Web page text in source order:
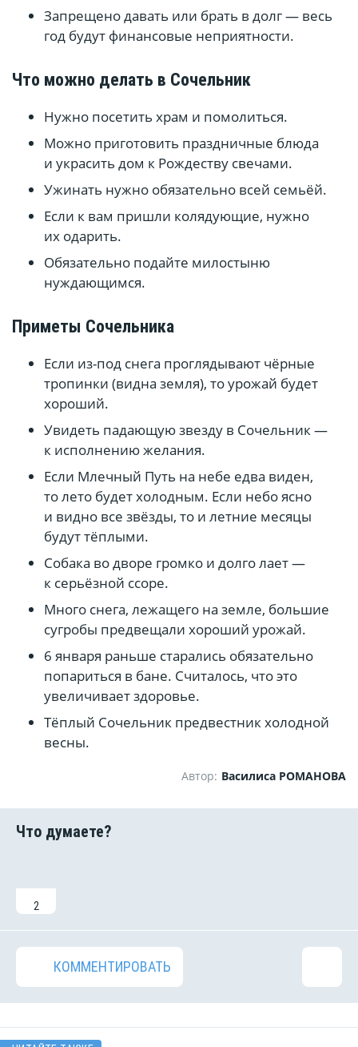
Запрещено давать или брать в долг — весь
год будут финансовые неприятности.
Что можно делать в Сочельник
Нужно посетить храм и помолиться.
Можно приготовить праздничные блюда
и украсить дом к Рождеству свечами.
Ужинать нужно обязательно всей семьёй.
Если к вам пришли колядующие, нужно
их одарить.
Обязательно подайте милостыню
нуждающимся.
Приметы Сочельника
Если из-под снега проглядывают чёрные
тропинки (видна земля), то урожай будет
хороший.
Увидеть падающую звезду в Сочельник —
к исполнению желания.
Если Млечный Путь на небе едва виден,
то лето будет холодным. Если небо ясно
и видно все звёзды, то и летние месяцы
будут тёплыми.
Собака во дворе громко и долго лает —
к серьёзной ссоре.
Много снега, лежащего на земле, большие
сугробы предвещали хороший урожай.
6 января раньше старались обязательно
попариться в бане. Считалось, что это
увеличивает здоровье.
Тёплый Сочельник предвестник холодной
весны.
Автор: Василиса РОМАНОВА
2
КОММЕНТИРОВАТЬ